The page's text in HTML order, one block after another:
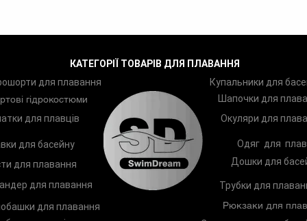
КАТЕГОРІЇ ТОВАРІВ ДЛЯ ПЛАВАННЯ
для плавання
гідрокостюми
для плавців
Купальники для
Шапочки для
Окуляри для
для басейну
для плавання
Одяг для
Дошки для
для плавання
для плавання
Трубки для
Рюкзаки для